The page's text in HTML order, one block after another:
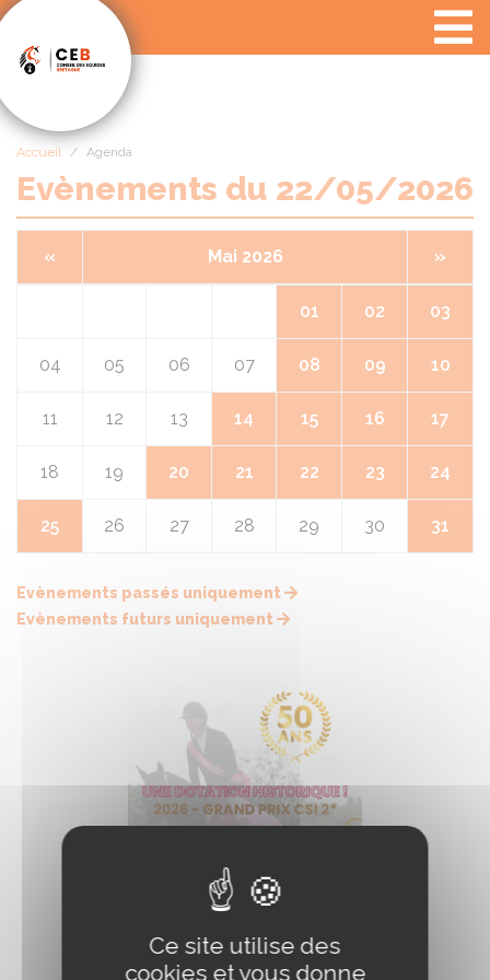
Accueil Agenda
Evènements du 22/05/2026
« Mai 2026 »
01 02 03
04 05 06 07 08 09 10
11 12 13 14 15 16 17
18 19 20 21 22 23 24
25 26 27 28 29 30 31
Evènements passés uniquement
Evènements futurs uniquement
Panneau de gestion des cookies
Ce site utilise des
cookies et vous donne